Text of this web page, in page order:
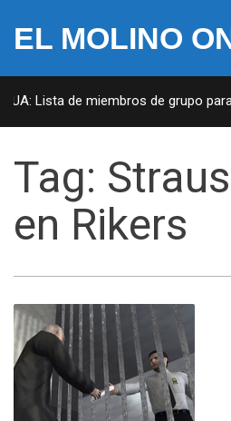
EL MOLINO
Lista de miembros de grupo
Tag:
en Rikers